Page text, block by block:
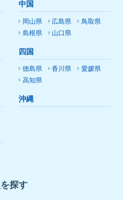
中国
岡山県 広島県
鳥取県
島根県
山口県
四国
徳島県 香川県
愛媛県
高知県
沖縄
探す